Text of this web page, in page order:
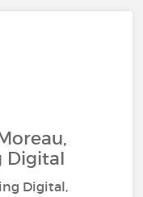
Digital
Digital,